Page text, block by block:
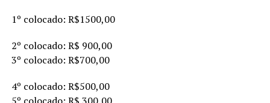
1º colocado: R$1500,00
2º colocado: R$ 900,00
3º colocado: R$700,00
4º colocado: R$500,00